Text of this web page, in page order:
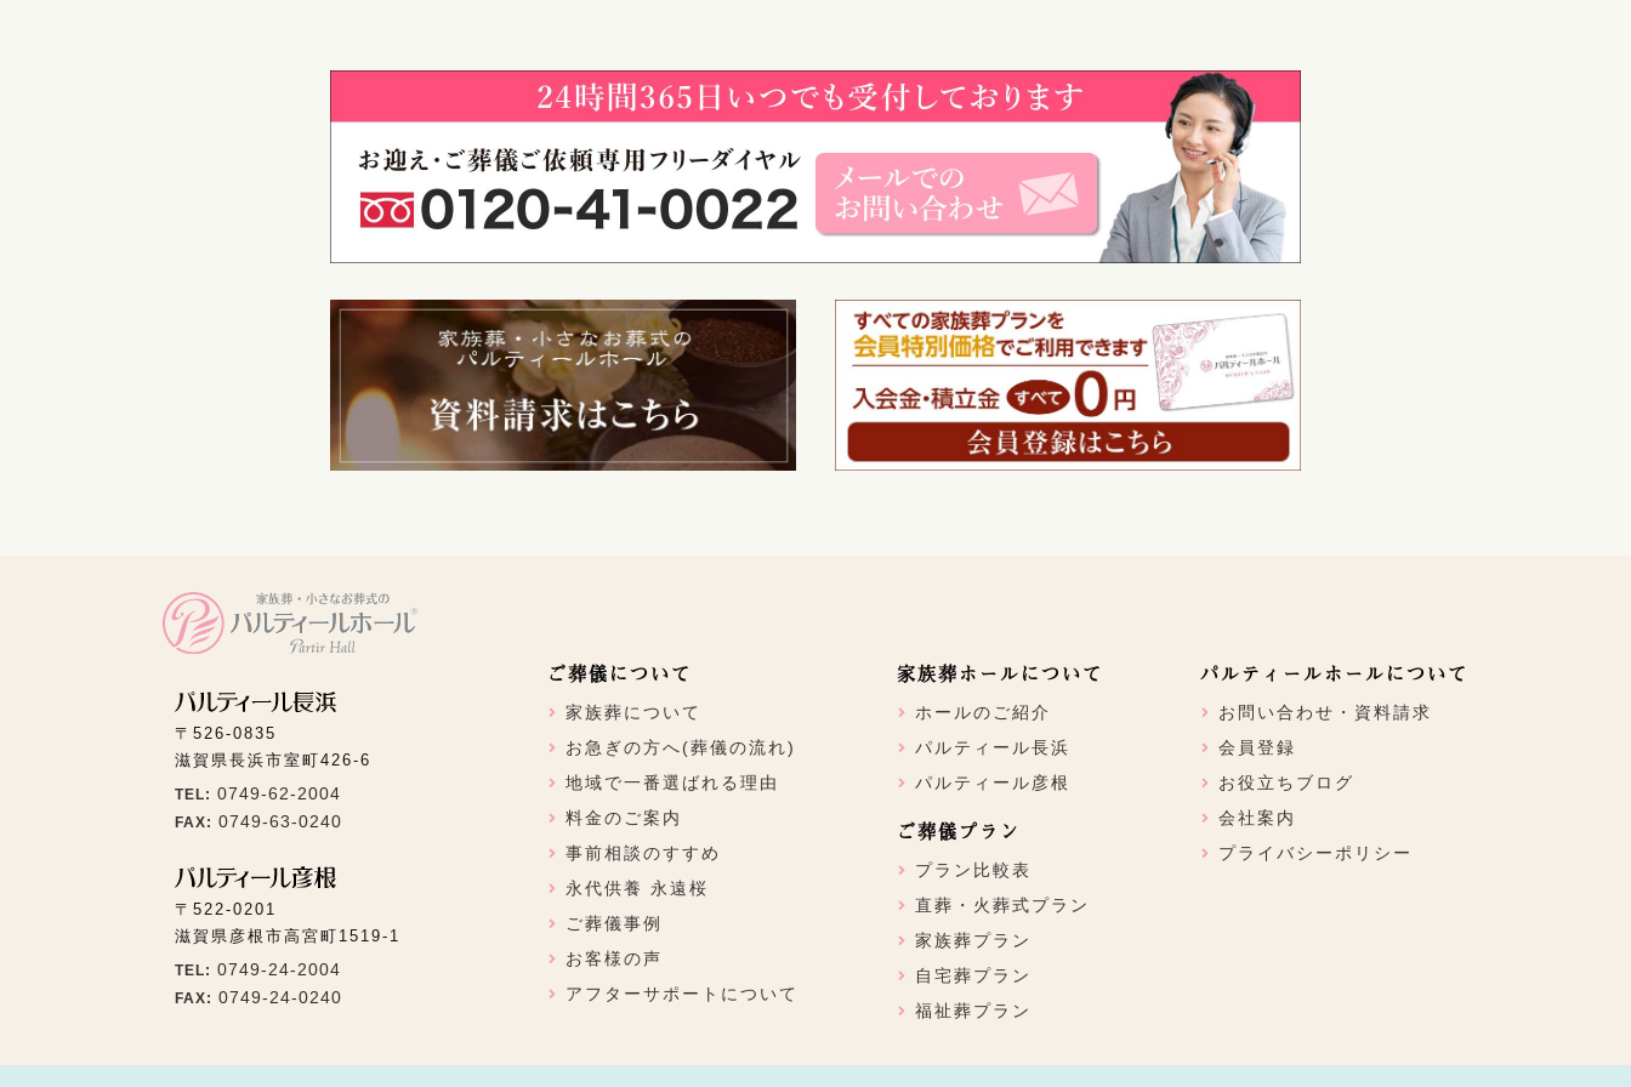
〒526-0835
滋賀県長浜市室町426-6
TEL: 0749-62-2004
FAX: 0749-63-0240
〒522-0201
滋賀県彦根市高宮町1519-1
TEL: 0749-24-2004
FAX: 0749-24-0240
ご葬儀について
家族葬について
お急ぎの方へ(葬儀の流れ)
地域で一番選ばれる理由
料金のご案内
事前相談のすすめ
永代供養 永遠桜
ご葬儀事例
お客様の声
アフターサポートについて
家族葬ホールについて
ホールのご紹介
パルティール長浜
パルティール彦根
ご葬儀プラン
プラン比較表
直葬・火葬式プラン
家族葬プラン
自宅葬プラン
福祉葬プラン
パルティールホールについて
お問い合わせ・資料請求
会員登録
お役立ちブログ
会社案内
プライバシーポリシー